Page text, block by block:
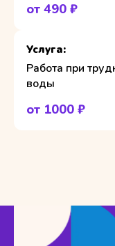
от 490 ₽
Работа при
воды
от 1000 ₽